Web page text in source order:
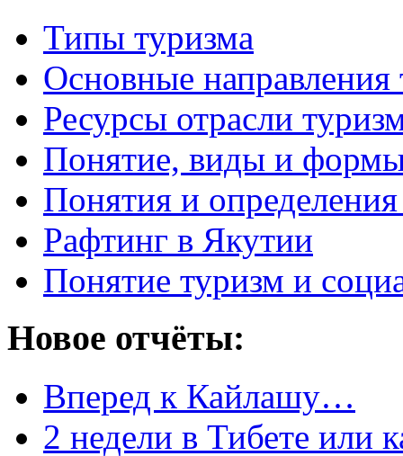
Типы туризма
Основные направления
Ресурсы отрасли
Понятие, виды и
Понятия и
Рафтинг в Якутии
Понятие туризм и
Новое отчёты:
Вперед к Кайлашу…
2 недели в Тибете или